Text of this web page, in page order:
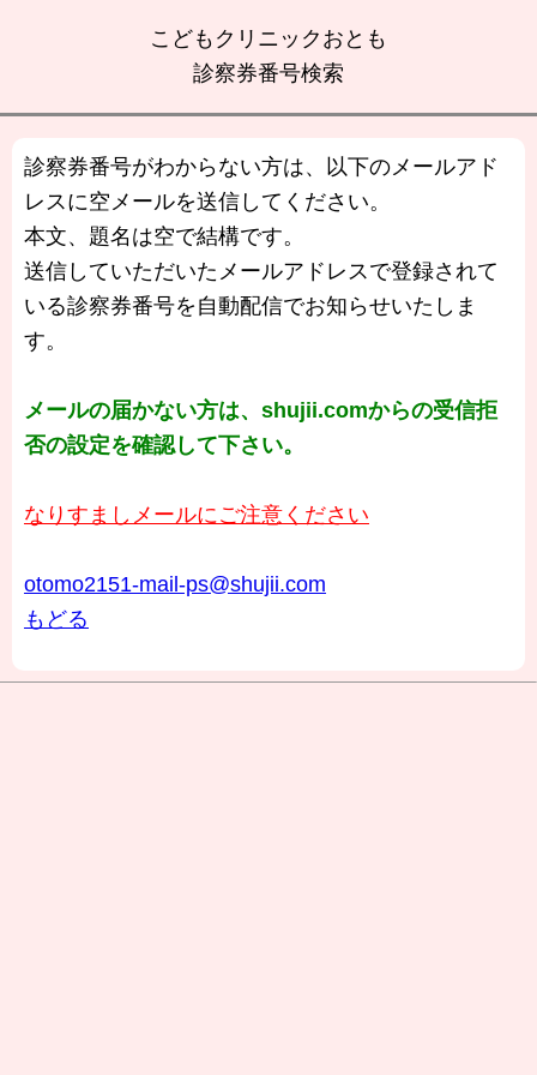
こどもクリニックおとも
診察券番号検索
診察券番号がわからない方は、以下のメールアド
レスに空メールを送信してください。
本文、題名は空で結構です。
送信していただいたメールアドレスで登録されて
いる診察券番号を自動配信でお知らせいたしま
す。
メールの届かない方は、shujii.comからの受信拒
否の設定を確認して下さい。
なりすましメールにご注意ください
otomo2151-mail-ps@shujii.com
もどる